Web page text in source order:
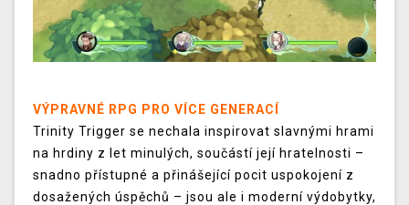
VÝPRAVNÉ RPG PRO VÍCE GENERACÍ
Trinity Trigger se nechala inspirovat slavnými hrami
na hrdiny z let minulých, součástí její hratelnosti –
snadno přístupné a přinášející pocit uspokojení z
dosažených úspěchů – jsou ale i moderní výdobytky,